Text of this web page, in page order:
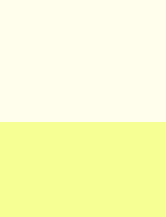
アップロードしてください。